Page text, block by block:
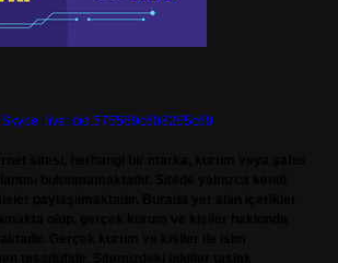
Skype: live:.cid.575569c608265c69